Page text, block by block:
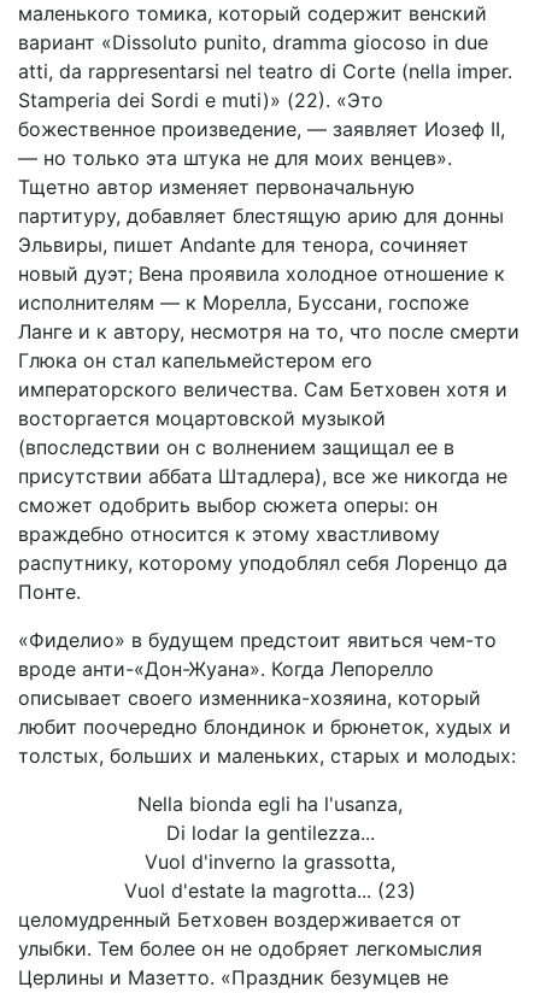
маленького томика, который содержит венский
вариант «Dissoluto punito, dramma giocoso in due
atti, da rappresentarsi nel teatro di Corte (nella imper.
Stamperia dei Sordi e muti)» (22). «Это
божественное произведение, — заявляет Иозеф II,
— но только эта штука не для моих венцев».
Тщетно автор изменяет первоначальную
партитуру, добавляет блестящую арию для донны
Эльвиры, пишет Andante для тенора, сочиняет
новый дуэт; Вена проявила холодное отношение к
исполнителям — к Морелла, Буссани, госпоже
Ланге и к автору, несмотря на то, что после смерти
Глюка он стал капельмейстером его
императорского величества. Сам Бетховен хотя и
восторгается моцартовской музыкой
(впоследствии он с волнением защищал ее в
присутствии аббата Штадлера), все же никогда не
сможет одобрить выбор сюжета оперы: он
враждебно относится к этому хвастливому
распутнику, которому уподоблял себя Лоренцо да
Понте.
«Фиделио» в будущем предстоит явиться чем-то
вроде анти-«Дон-Жуана». Когда Лепорелло
описывает своего изменника-хозяина, который
любит поочередно блондинок и брюнеток, худых и
толстых, больших и маленьких, старых и молодых:
Nella bionda egli ha l'usanza,
Di lodar la gentilezza...
Vuol d'inverno la grassotta,
Vuol d'estate la magrotta... (23)
целомудренный Бетховен воздерживается от
улыбки. Тем более он не одобряет легкомыслия
Церлины и Мазетто. «Праздник безумцев не